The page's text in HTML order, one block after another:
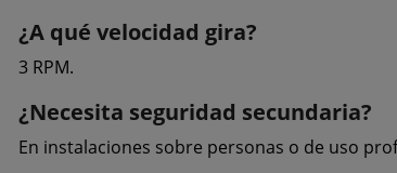
¿A qué velocidad gira?
3 RPM.
¿Necesita seguridad secundaria?
En instalaciones sobre personas o de uso